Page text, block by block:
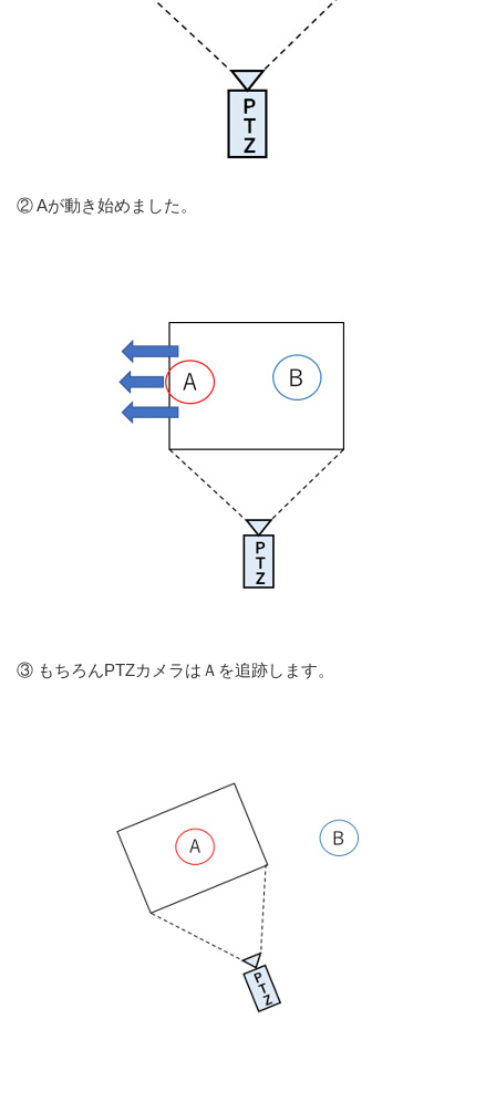
② Aが動き始めました。
③ もちろんPTZカメラはＡを追跡します。